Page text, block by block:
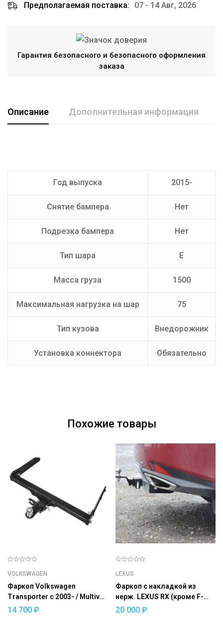
Предполагаемая поставка: 07 - 14 Авг, 2026
Гарантия безопасного и безопасного оформления
заказа
Описание Дополнительная информация
Год выпуска 2015-
Снятие бампера Нет
Подрезка бампера Нет
Тип шара E
Масса груза 1500
Максимальная нагрузка на шар 75
Тип кузова Внедорожник
Установка коннектора Обязательно
Производитель
E
Похожие товары
VOLKSWAGEN
Фаркоп Volkswagen
Transporter c 2003- / Multivan
c 2003- / Caravelle c 2003 —
14 700 ₽
LEXUS
Фаркоп с накладкой из
нерж. LEXUS RX (кроме F-
Sport) 2019- съемный
20 000 ₽